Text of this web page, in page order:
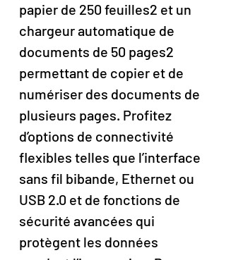
papier de 250 feuilles2 et un
chargeur automatique de
documents de 50 pages2
permettant de copier et de
numériser des documents de
plusieurs pages. Profitez
d’options de connectivité
flexibles telles que l’interface
sans fil bibande, Ethernet ou
USB 2.0 et de fonctions de
sécurité avancées qui
protègent les données